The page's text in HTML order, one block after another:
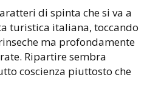
di spinta che si va a
turistica italiana, toccando
ma profondamente
Ripartire sembra
coscienza piuttosto che